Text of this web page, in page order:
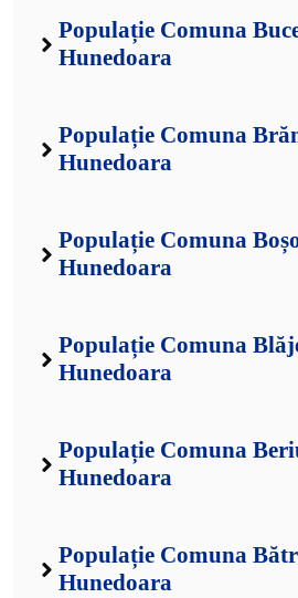
Populație Comuna
Hunedoara
Populație Comuna
Hunedoara
Populație Comuna
Hunedoara
Populație Comuna
Hunedoara
Populație Comuna
Hunedoara
Populație Comuna
Hunedoara